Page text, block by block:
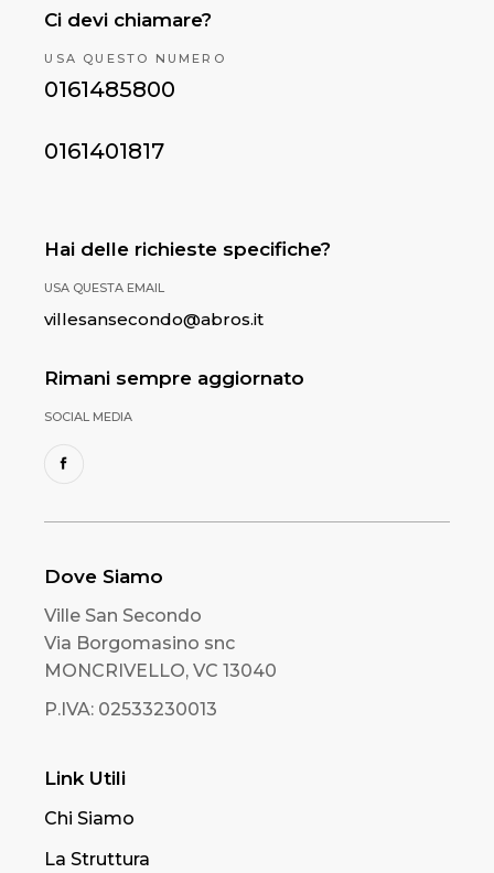
Ci devi chiamare?
USA QUESTO NUMERO
0161485800
0161401817
Hai delle richieste specifiche?
USA QUESTA EMAIL
villesansecondo@abros.it
Rimani sempre aggiornato
SOCIAL MEDIA
Dove Siamo
Ville San Secondo
Via Borgomasino snc
MONCRIVELLO, VC 13040
P.IVA: 02533230013
Link Utili
Chi Siamo
La Struttura